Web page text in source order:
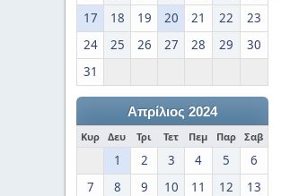
17
18 19 20 21 22
23
24
25 26 27 28 29
30
31
Απρίλιος 2024
Κυρ Δευ Τρι Τετ Πεμ Παρ Σαβ
1 2 3 4 5
6
7
8 9 10 11 12
13